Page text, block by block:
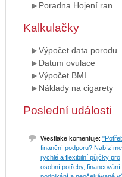
Poradna Hojení ran
Kalkulačky
Výpočet data porodu
Datum ovulace
Výpočet BMI
Náklady na cigarety
Poslední události
Westlake komentuje:
finanční podporu? Nabízíme
rychlé a flexibilní půjčky pro
osobní potřeby, financování